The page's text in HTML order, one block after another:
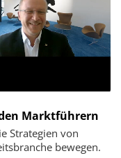
Marktführern
Strategien von
bewegen.